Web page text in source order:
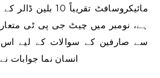
مائیکروسافٹ تقریباً
ہے، نومبر میں چیٹ جی پی ٹی
سے صارفین کے سوالات کے لیے اس
انسان نما جوابات